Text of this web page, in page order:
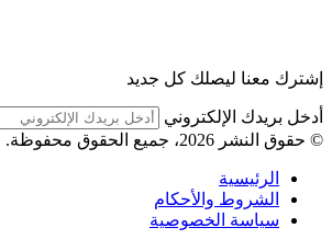
إشترك معنا ليصلك كل جديد
أدخل بريدك الإلكتروني
© حقوق النشر 2026، جميع الحقوق محفوظة. |
الرئيسية
الشروط والأحكام
سياسة الخصوصية